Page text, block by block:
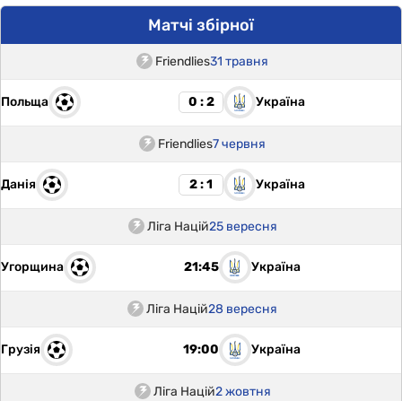
Матчі збірної
Friendlies31 травня
Польща 0 : 2 Україна
Friendlies7 червня
Данія 2 : 1 Україна
Ліга Націй25 вересня
Угорщина 21:45 Україна
Ліга Націй28 вересня
Грузія 19:00 Україна
Ліга Націй2 жовтня